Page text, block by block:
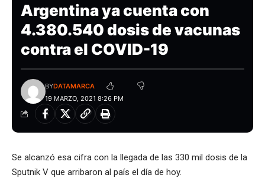
Argentina ya cuenta con
4.380.540 dosis de vacunas
contra el COVID-19
19 MARZO, 2021 8:26 PM
BYDATAMARCA
Se alcanzó esa cifra con la llegada de las 330 mil dosis de la
Sputnik V que arribaron al país el día de hoy.